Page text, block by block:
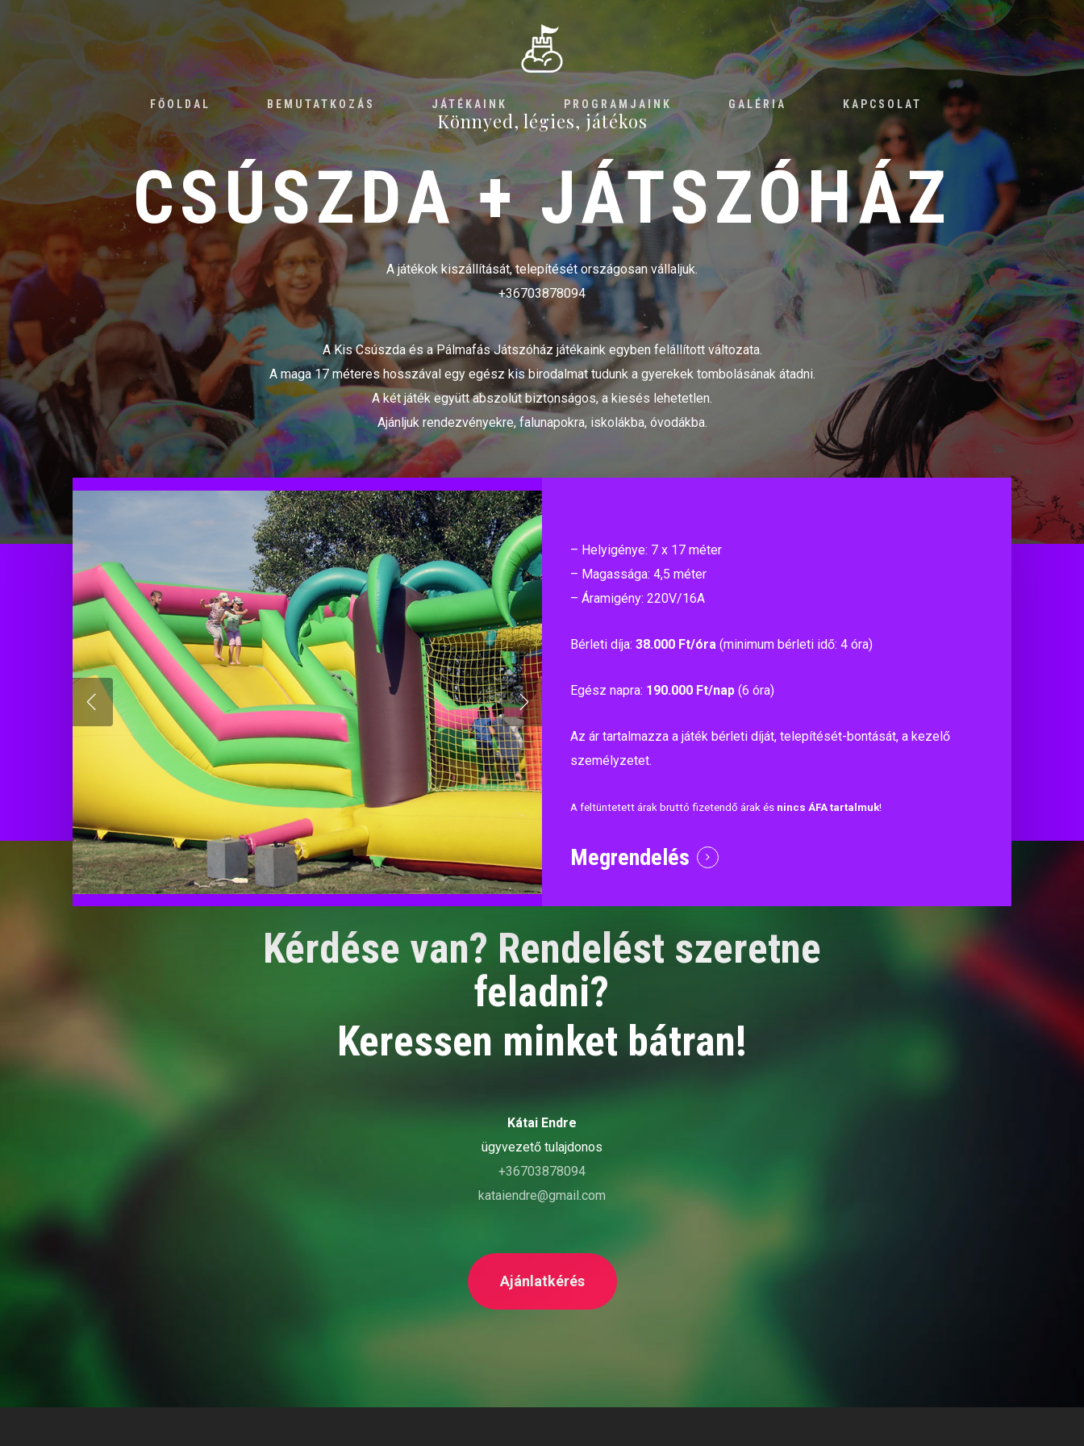
FŐOLDAL BEMUTATKOZÁS JÁTÉKAINK PROGRAMJAINK GALÉRIA KAPCSOLAT
Könnyed, légies, játékos
CSÚSZDA + JÁTSZÓHÁZ
A játékok kiszállítását, telepítését országosan vállaljuk.
+36703878094
A Kis Csúszda és a Pálmafás Játszóház játékaink egyben felállított változata.
A maga 17 méteres hosszával egy egész kis birodalmat tudunk a gyerekek tombolásának átadni.
A két játék együtt abszolút biztonságos, a kiesés lehetetlen.
Ajánljuk rendezvényekre, falunapokra, iskolákba, óvodákba.
– Helyigénye: 7 x 17 méter
– Magassága: 4,5 méter
– Áramigény: 220V/16A
Bérleti díja: 38.000 Ft/óra(minimum bérleti idő: 4 óra)
Egész napra: 190.000 Ft/nap(6 óra)
Az ár tartalmazza a játék bérleti díját, telepítését-bontását, a kezelő
személyzetet.
A feltüntetett árak bruttó fizetendő árak és nincs ÁFA tartalmuk!
Megrendelés
Kérdése van? Rendelést szeretne
feladni?
Keressen minket bátran!
Kátai Endre
ügyvezető tulajdonos
+36703878094
kataiendre@gmail.com
Ajánlatkérés